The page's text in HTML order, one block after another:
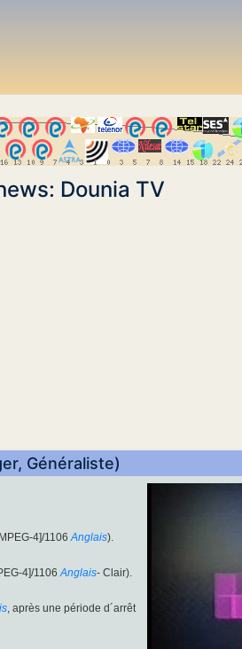
Dounia TV
Généraliste)
4]/1106 Anglais).
4]/1106 Anglais- Clair).
, après une période d´arrêt